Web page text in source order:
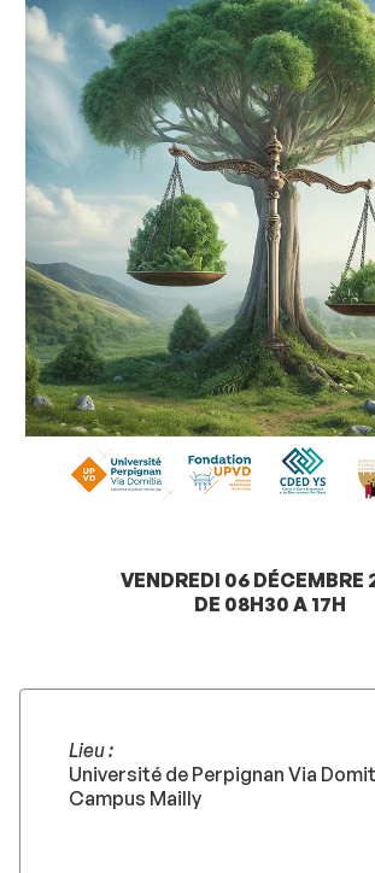
VENDREDI 06 DÉCEMBRE
DE 08H30 A 17H
Lieu :
Université de Perpignan Via
Campus Mailly